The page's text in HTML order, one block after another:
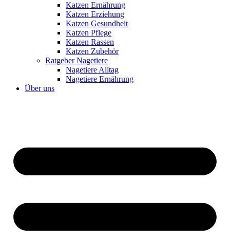
Katzen Ernährung
Katzen Erziehung
Katzen Gesundheit
Katzen Pflege
Katzen Rassen
Katzen Zubehör
Ratgeber Nagetiere
Nagetiere Alltag
Nagetiere Ernährung
Über uns